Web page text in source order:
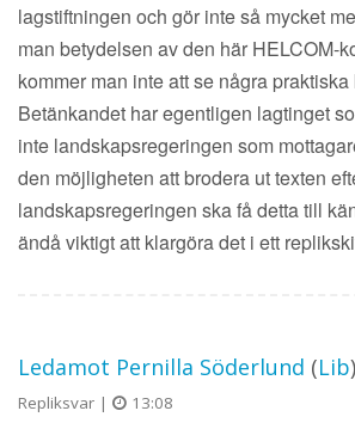
lagstiftningen och gör inte så mycket
man betydelsen av den här HELCOM-
kommer man inte att se några
Betänkandet har egentligen lagtinget
inte landskapsregeringen som
den möjligheten att brodera ut texten
landskapsregeringen ska få detta till
ändå viktigt att klargöra det i ett
Ledamot Pernilla Söderlund (Lib)
Repliksvar | 13:08